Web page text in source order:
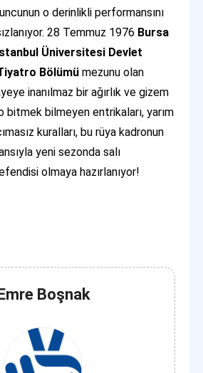
o derinlikli performansını
28 Temmuz 1976 Bursa
Üniversitesi Devlet
Bölümü mezunu olan
inanılmaz bir ağırlık ve gizem
bitmek bilmeyen entrikaları, yarım
kuralları, bu rüya kadronun
yeni sezonda salı
olmaya hazırlanıyor!
Boşnak